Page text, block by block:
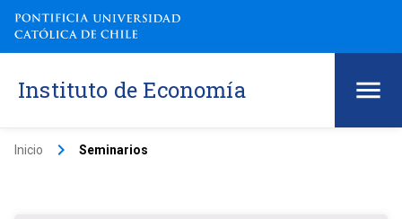
Instituto de Economía
Inicio keyboard_arrow_right Seminarios